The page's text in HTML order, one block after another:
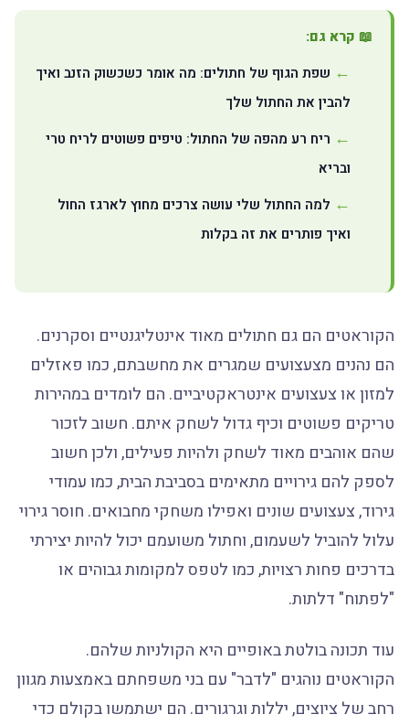
📖 קרא גם:
שפת הגוף של חתולים: מה אומר כשכשוק הזנב ואיך
להבין את החתול שלך
ריח רע מהפה של החתול: טיפים פשוטים לריח טרי
ובריא
למה החתול שלי עושה צרכים מחוץ לארגז החול
ואיך פותרים את זה בקלות
הקוראטים הם גם חתולים מאוד אינטליגנטיים וסקרנים.
הם נהנים מצעצועים שמגרים את מחשבתם, כמו פאזלים
למזון או צעצועים אינטראקטיביים. הם לומדים במהירות
טריקים פשוטים וכיף גדול לשחק איתם. חשוב לזכור
שהם אוהבים מאוד לשחק ולהיות פעילים, ולכן חשוב
לספק להם גירויים מתאימים בסביבת הבית, כמו עמודי
גירוד, צעצועים שונים ואפילו משחקי מחבואים. חוסר גירוי
עלול להוביל לשעמום, וחתול משועמם יכול להיות יצירתי
בדרכים פחות רצויות, כמו לטפס למקומות גבוהים או
"לפתוח" דלתות.
עוד תכונה בולטת באופיים היא הקולניות שלהם.
הקוראטים נוהגים "לדבר" עם בני משפחתם באמצעות מגוון
רחב של ציוצים, יללות וגרגורים. הם ישתמשו בקולם כדי